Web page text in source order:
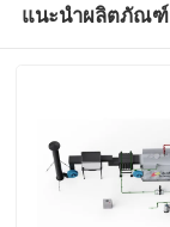
แนะนำผลิตภัณฑ์